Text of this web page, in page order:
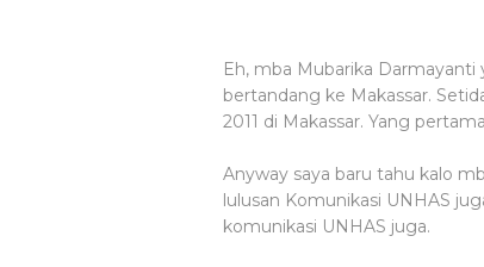
Eh, mba Mubarika
bertandang ke Makassar.
2011 di Makassar. Yang pertama
Anyway saya baru tahu kalo
lulusan Komunikasi UNHAS
komunikasi UNHAS juga.